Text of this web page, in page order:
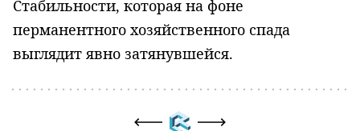
Стабильности, которая на фоне
перманентного хозяйственного спада
выглядит явно затянувшейся.